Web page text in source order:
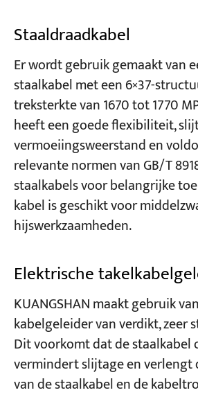
Staaldraadkabel
Er wordt gebruik gemaakt van
staalkabel met een 6×37-
treksterkte van 1670 tot 1770
heeft een goede flexibiliteit,
vermoeiingsweerstand en
relevante normen van GB/T
staalkabels voor belangrijke
kabel is geschikt voor
hijswerkzaamheden.
Elektrische
KUANGSHAN maakt gebruik
kabelgeleider van verdikt, zeer
Dit voorkomt dat de staalkabel
vermindert slijtage en verlengt
van de staalkabel en de